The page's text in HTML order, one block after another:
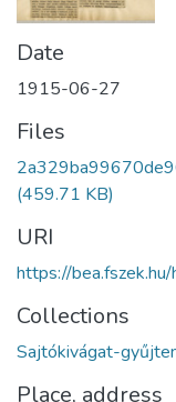
Date
1915-06-27
Files
(459.71 KB)
URI
https://
Collections
Sajtókivágat-
Place, address